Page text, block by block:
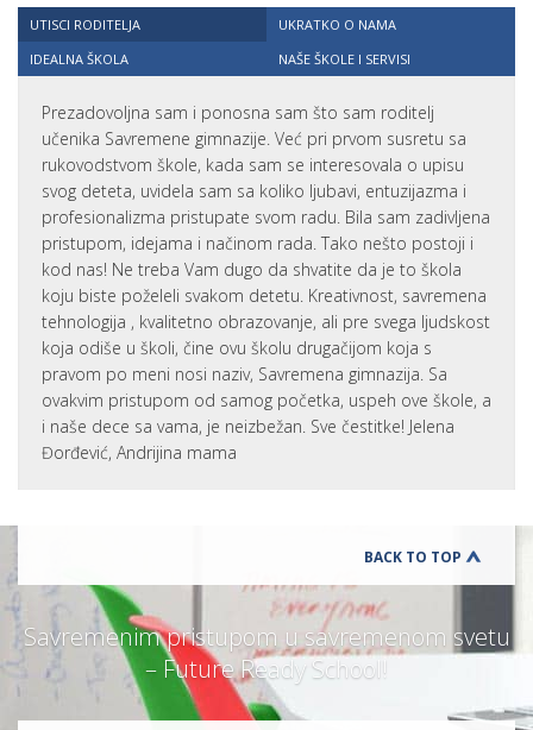
UTISCI RODITELJA
UKRATKO O NAMA
IDEALNA ŠKOLA
NAŠE ŠKOLE I SERVISI
Prezadovoljna sam i ponosna sam što sam roditelj
učenika Savremene gimnazije. Već pri prvom susretu sa
rukovodstvom škole, kada sam se interesovala o upisu
svog deteta, uvidela sam sa koliko ljubavi, entuzijazma i
profesionalizma pristupate svom radu. Bila sam zadivljena
pristupom, idejama i načinom rada. Tako nešto postoji i
kod nas! Ne treba Vam dugo da shvatite da je to škola
koju biste poželeli svakom detetu. Kreativnost, savremena
tehnologija , kvalitetno obrazovanje, ali pre svega ljudskost
koja odiše u školi, čine ovu školu drugačijom koja s
pravom po meni nosi naziv, Savremena gimnazija. Sa
ovakvim pristupom od samog početka, uspeh ove škole, a
i naše dece sa vama, je neizbežan. Sve čestitke! Jelena
Đorđević, Andrijina mama
BACK TO TOP
Savremenim pristupom u savremenom svetu
– Future Ready School!